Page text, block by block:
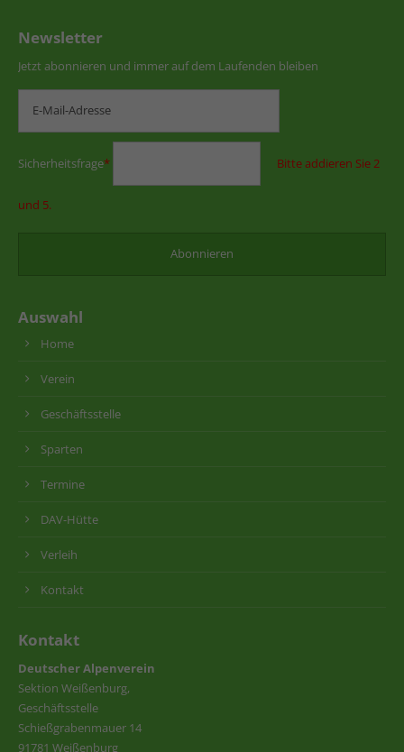
Newsletter
Jetzt abonnieren und immer auf dem Laufenden bleiben
Sicherheitsfrage* Bitte addieren Sie 2
und 5.
Auswahl
Home
Verein
Geschäftsstelle
Sparten
Termine
DAV-Hütte
Verleih
Kontakt
Kontakt
Deutscher Alpenverein
Sektion Weißenburg,
Geschäftsstelle
Schießgrabenmauer 14
91781 Weißenburg